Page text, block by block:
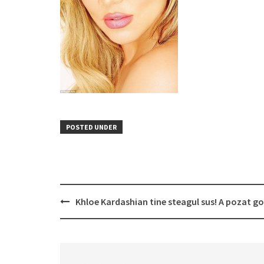
POSTED UNDER
PostKhloe Kardashian tine steagul sus! A pozat